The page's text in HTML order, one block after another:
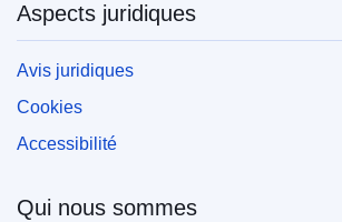
Aspects juridiques
Avis juridiques
Cookies
Accessibilité
Qui nous sommes